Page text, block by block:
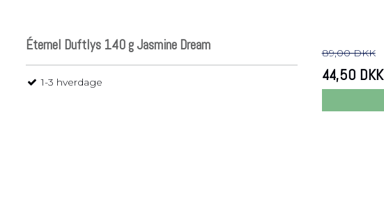
Éternel Duftlys 140 g Jasmine Dream
1-3 hverdage
89,00 DKK
44,50 DKK